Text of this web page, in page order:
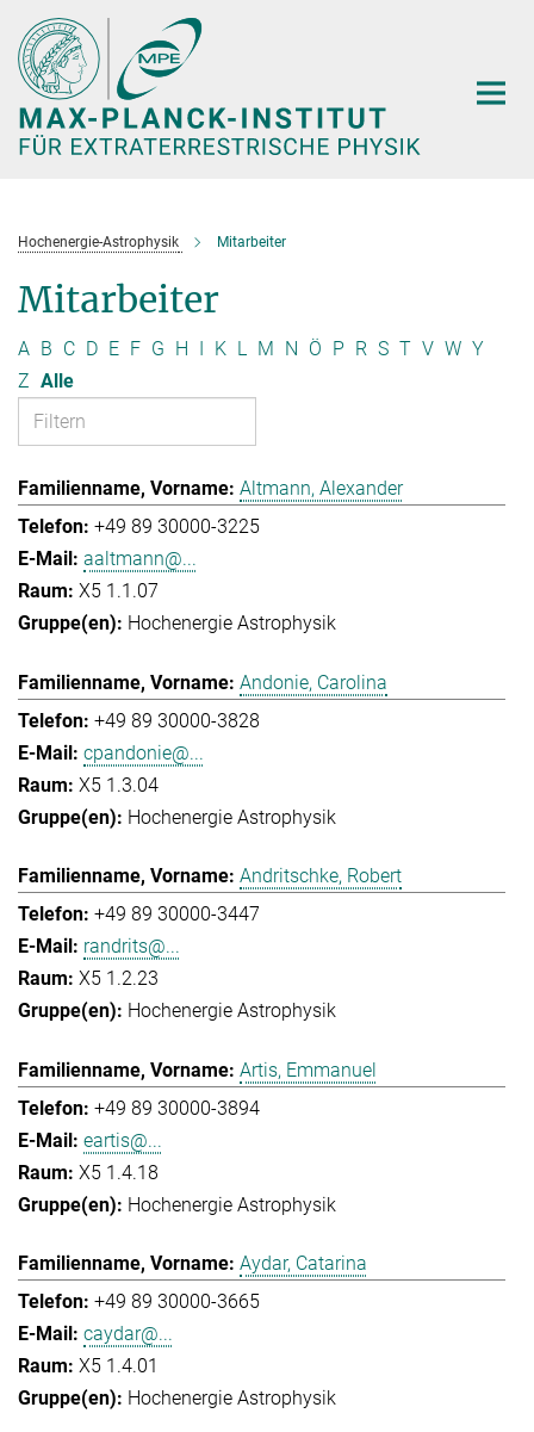
Hauptinhalt
Hochenergie-Astrophysik Mitarbeiter
Mitarbeiter
A B C D E F G H I K L M N Ö P R S T V W Y
Z Alle
Altmann, Alexander
+49 89 30000-3225
aaltmann@...
X5 1.1.07
Hochenergie Astrophysik
Andonie, Carolina
+49 89 30000-3828
cpandonie@...
X5 1.3.04
Hochenergie Astrophysik
Andritschke, Robert
+49 89 30000-3447
randrits@...
X5 1.2.23
Hochenergie Astrophysik
Artis, Emmanuel
+49 89 30000-3894
eartis@...
X5 1.4.18
Hochenergie Astrophysik
Aydar, Catarina
+49 89 30000-3665
caydar@...
X5 1.4.01
Hochenergie Astrophysik